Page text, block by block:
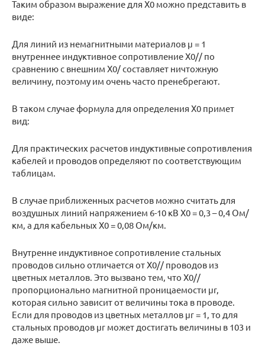
Таким образом выражение для Х0 можно представить в
виде:
Для линий из немагнитными материалов μ = 1
внутреннее индуктивное сопротивление Х0// по
сравнению с внешним Х0/ составляет ничтожную
величину, поэтому им очень часто пренебрегают.
В таком случае формула для определения Х0 примет
вид:
Для практических расчетов индуктивные сопротивления
кабелей и проводов определяют по соответствующим
таблицам.
В случае приближенных расчетов можно считать для
воздушных линий напряжением 6-10 кВ Х0 = 0,3 – 0,4 Ом/
км, а для кабельных Х0 = 0,08 Ом/км.
Внутренне индуктивное сопротивление стальных
проводов сильно отличается от Х0// проводов из
цветных металлов. Это вызвано тем, что Х0//
пропорционально магнитной проницаемости μr,
которая сильно зависит от величины тока в проводе.
Если для проводов из цветных металлов μr = 1, то для
стальных проводов μr может достигать величины в 103 и
даже выше.